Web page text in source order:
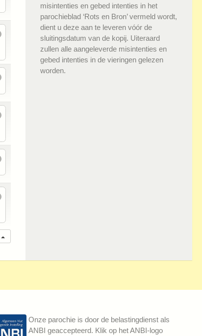
misintenties en gebed intenties in het
parochieblad ‘Rots en Bron’ vermeld wordt,
dient u deze aan te leveren vóór de
sluitingsdatum van de kopij. Uiteraard
zullen alle aangeleverde misintenties en
gebed intenties in de vieringen gelezen
worden.
Onze parochie is door de belastingdienst als
ANBI geaccepteerd. Klik op het ANBI-logo